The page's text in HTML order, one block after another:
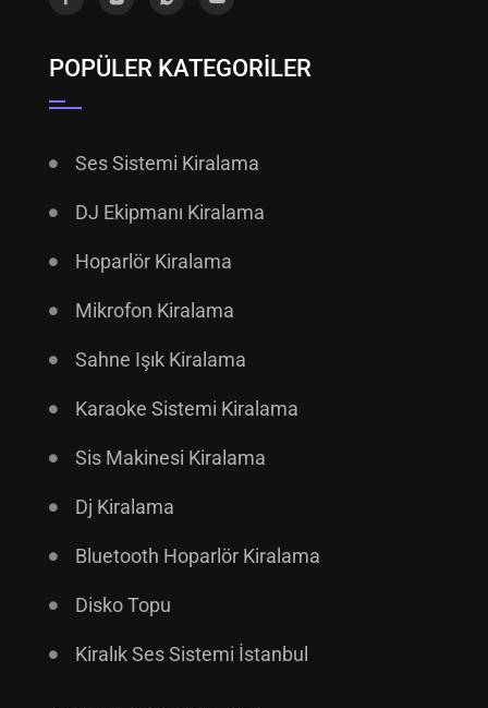
POPÜLER KATEGORILER
Ses Sistemi Kiralama
DJ Ekipmanı Kiralama
Hoparlör Kiralama
Mikrofon Kiralama
Sahne Işık Kiralama
Karaoke Sistemi Kiralama
Sis Makinesi Kiralama
Dj Kiralama
Bluetooth Hoparlör Kiralama
Disko Topu
Kiralık Ses Sistemi İstanbul